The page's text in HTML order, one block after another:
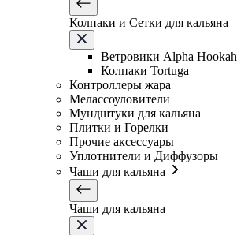
Колпаки и Сетки для кальяна
Ветровики Alpha Hookah
Колпаки Tortuga
Контроллеры жара
Мелассоуловители
Мундштуки для кальяна
Плитки и Горелки
Прочие аксессуары
Уплотнители и Диффузоры
Чаши для кальяна
Чаши для кальяна